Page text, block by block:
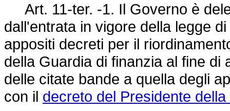
Art. 11-ter. -1. Il Governo è
dall'entrata in vigore della legge
appositi decreti per il
della Guardia di finanzia al fine di
delle citate bande a quella degli
con il decreto del Presidente